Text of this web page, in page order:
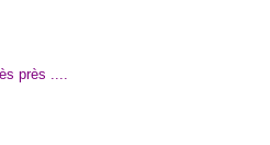
près ....